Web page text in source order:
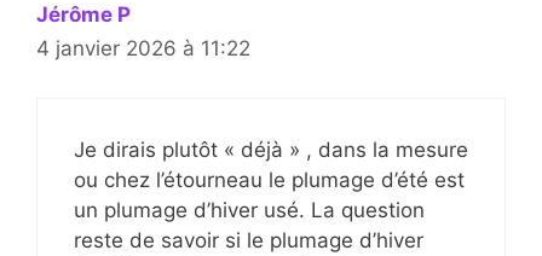
Jérôme P
4 janvier 2026 à 11:22
Je dirais plutôt « déjà » , dans la mesure
ou chez l’étourneau le plumage d’été est
un plumage d’hiver usé. La question
reste de savoir si le plumage d’hiver